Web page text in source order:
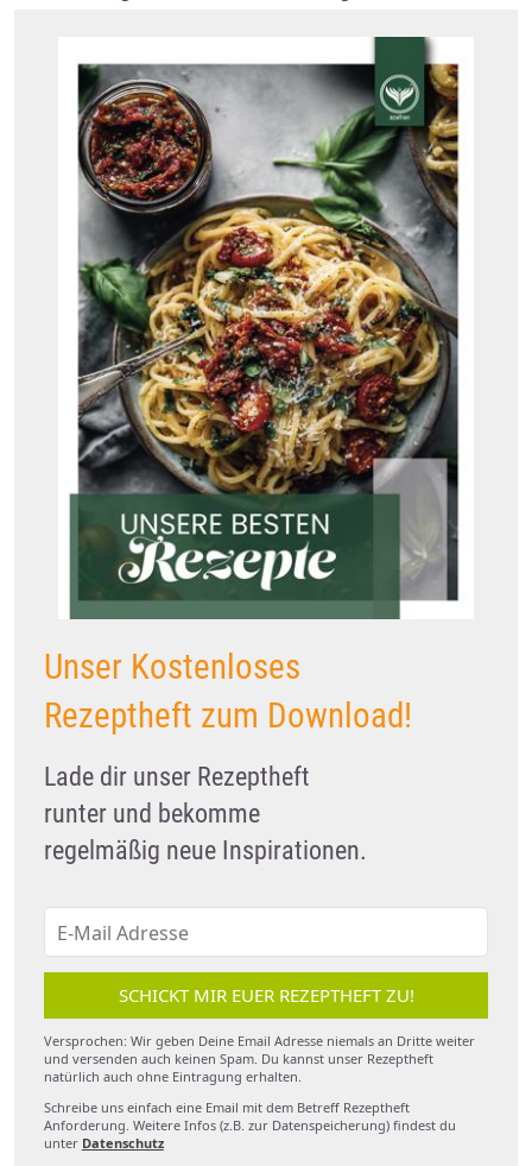
Unser Kostenloses
Rezeptheft zum Download!
Lade dir unser Rezeptheft
runter und bekomme
regelmäßig neue Inspirationen.
SCHICKT MIR EUER REZEPTHEFT ZU!
Versprochen: Wir geben Deine Email Adresse niemals an Dritte weiter
und versenden auch keinen Spam. Du kannst unser Rezeptheft
natürlich auch ohne Eintragung erhalten.
Schreibe uns einfach eine Email mit dem Betreff Rezeptheft
Anforderung. Weitere Infos (z.B. zur Datenspeicherung) findest du
unter Datenschutz